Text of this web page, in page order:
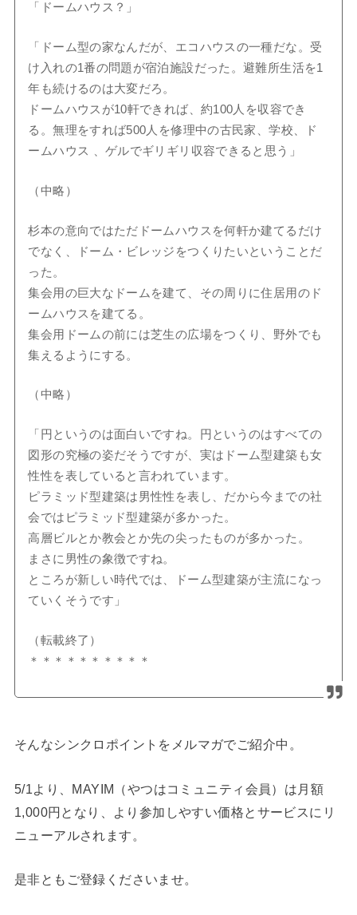
「ドームハウス？」
「ドーム型の家なんだが、エコハウスの一種だな。受
け入れの1番の問題が宿泊施設だった。避難所生活を1
年も続けるのは大変だろ。
ドームハウスが10軒できれば、約100人を収容でき
る。無理をすれば500人を修理中の古民家、学校、ド
ームハウス 、ゲルでギリギリ収容できると思う」
（中略）
杉本の意向ではただドームハウスを何軒か建てるだけ
でなく、ドーム・ビレッジをつくりたいということだ
った。
集会用の巨大なドームを建て、その周りに住居用のド
ームハウスを建てる。
集会用ドームの前には芝生の広場をつくり、野外でも
集えるようにする。
（中略）
「円というのは面白いですね。円というのはすべての
図形の究極の姿だそうですが、実はドーム型建築も女
性性を表していると言われています。
ピラミッド型建築は男性性を表し、だから今までの社
会ではピラミッド型建築が多かった。
高層ビルとか教会とか先の尖ったものが多かった。
まさに男性の象徴ですね。
ところが新しい時代では、ドーム型建築が主流になっ
ていくそうです」
（転載終了）
＊＊＊＊＊＊＊＊＊＊
そんなシンクロポイントをメルマガでご紹介中。
5/1より、MAYIM（やつはコミュニティ会員）は月額
1,000円となり、より参加しやすい価格とサービスにリ
ニューアルされます。
是非ともご登録くださいませ。